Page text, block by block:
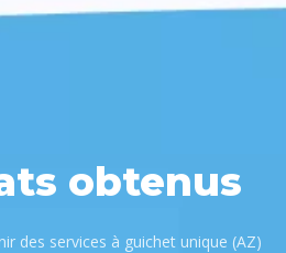
obtenus
des services à guichet unique (AZ)